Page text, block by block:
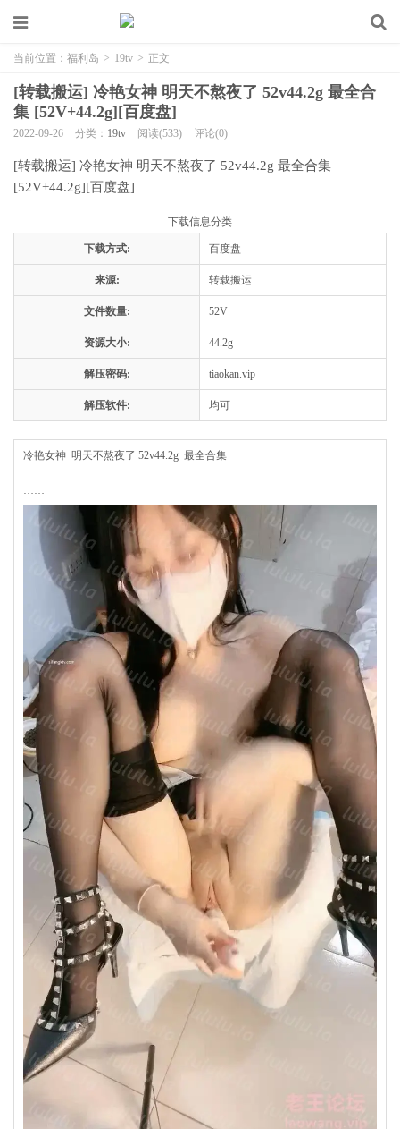
当前位置： 福利岛 > 19tv > 正文
[转载搬运] 冷艳女神 明天不熬夜了 52v44.2g 最全合
集 [52V+44.2g][百度盘]
2022-09-26 分类： 19tv 阅读(533) 评论(0)
[转载搬运] 冷艳女神 明天不熬夜了 52v44.2g 最全合集
[52V+44.2g][百度盘]
下载信息分类
下载方式: 百度盘
来源: 转载搬运
文件数量: 52V
资源大小: 44.2g
解压密码: tiaokan.vip
解压软件: 均可
冷艳女神 明天不熬夜了 52v44.2g 最全合集
……